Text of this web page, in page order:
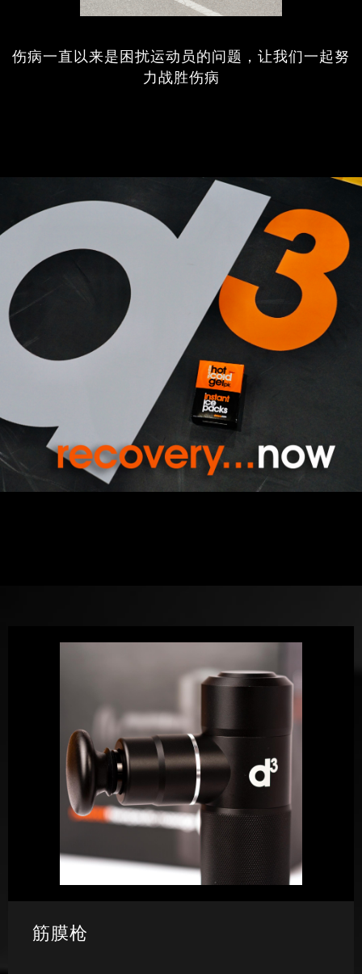
伤病一直以来是困扰运动员的问题，让我们一起努
力战胜伤病
筋膜枪